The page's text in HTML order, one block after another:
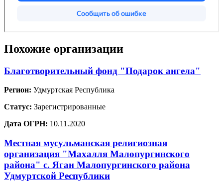
Похожие организации
Благотворительный фонд "Подарок ангела"
Регион: Удмуртская Республика
Статус: Зарегистрированные
Дата ОГРН: 10.11.2020
Местная мусульманская религиозная
организация "Махалля Малопургинского
района" с. Яган Малопургинского района
Удмуртской Республики